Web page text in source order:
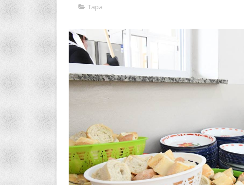
Tapa